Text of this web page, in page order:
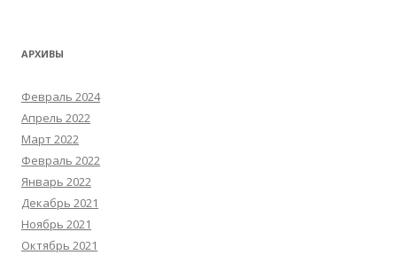
АРХИВЫ
Февраль 2024
Апрель 2022
Март 2022
Февраль 2022
Январь 2022
Декабрь 2021
Ноябрь 2021
Октябрь 2021